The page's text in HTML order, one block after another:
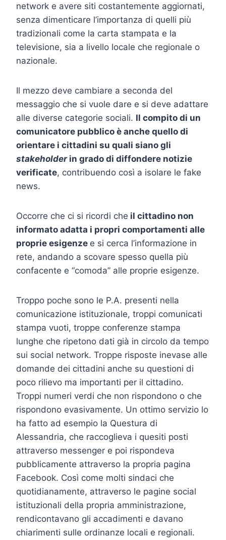
network e avere siti costantemente aggiornati,
senza dimenticare l’importanza di quelli più
tradizionali come la carta stampata e la
televisione, sia a livello locale che regionale o
nazionale.
Il mezzo deve cambiare a seconda del
messaggio che si vuole dare e si deve adattare
alle diverse categorie sociali. Il compito di un
comunicatore pubblico è anche quello di
orientare i cittadini su quali siano gli
stakeholderin grado di diffondere notizie
verificate, contribuendo così a isolare le fake
news.
Occorre che ci si ricordi che il cittadino non
informato adatta i propri comportamenti alle
proprie esigenze e si cerca l’informazione in
rete, andando a scovare spesso quella più
confacente e “comoda” alle proprie esigenze.
Troppo poche sono le P.A. presenti nella
comunicazione istituzionale, troppi comunicati
stampa vuoti, troppe conferenze stampa
lunghe che ripetono dati già in circolo da tempo
sui social network. Troppe risposte inevase alle
domande dei cittadini anche su questioni di
poco rilievo ma importanti per il cittadino.
Troppi numeri verdi che non rispondono o che
rispondono evasivamente. Un ottimo servizio lo
ha fatto ad esempio la Questura di
Alessandria, che raccoglieva i quesiti posti
attraverso messenger e poi rispondeva
pubblicamente attraverso la propria pagina
Facebook. Così come molti sindaci che
quotidianamente, attraverso le pagine social
istituzionali della propria amministrazione,
rendicontavano gli accadimenti e davano
chiarimenti sulle ordinanze locali e regionali.